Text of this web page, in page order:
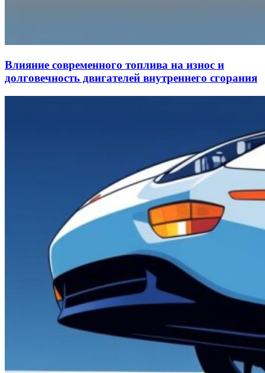
Влияние современного топлива на износ и
долговечность двигателей внутреннего сгорания